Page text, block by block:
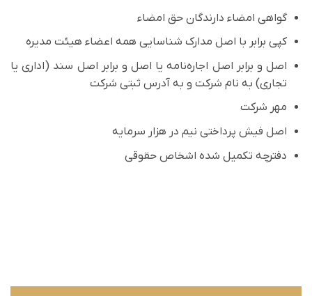
گواهی امضاء دارندگان حق امضاء
کپی برابر با اصل مدارک شناسایی همه اعضاء هیئت مدیره
اصل و برابر اصل اجاره‌نامه یا اصل و برابر اصل سند (اداری یا
تجاری) به نام شرکت و به آدرس ثبتی شرکت
مهر شرکت
اصل فیش پرداختی نیم در هزار سرمایه
دفترچه تکمیل شده اشخاص حقوقی